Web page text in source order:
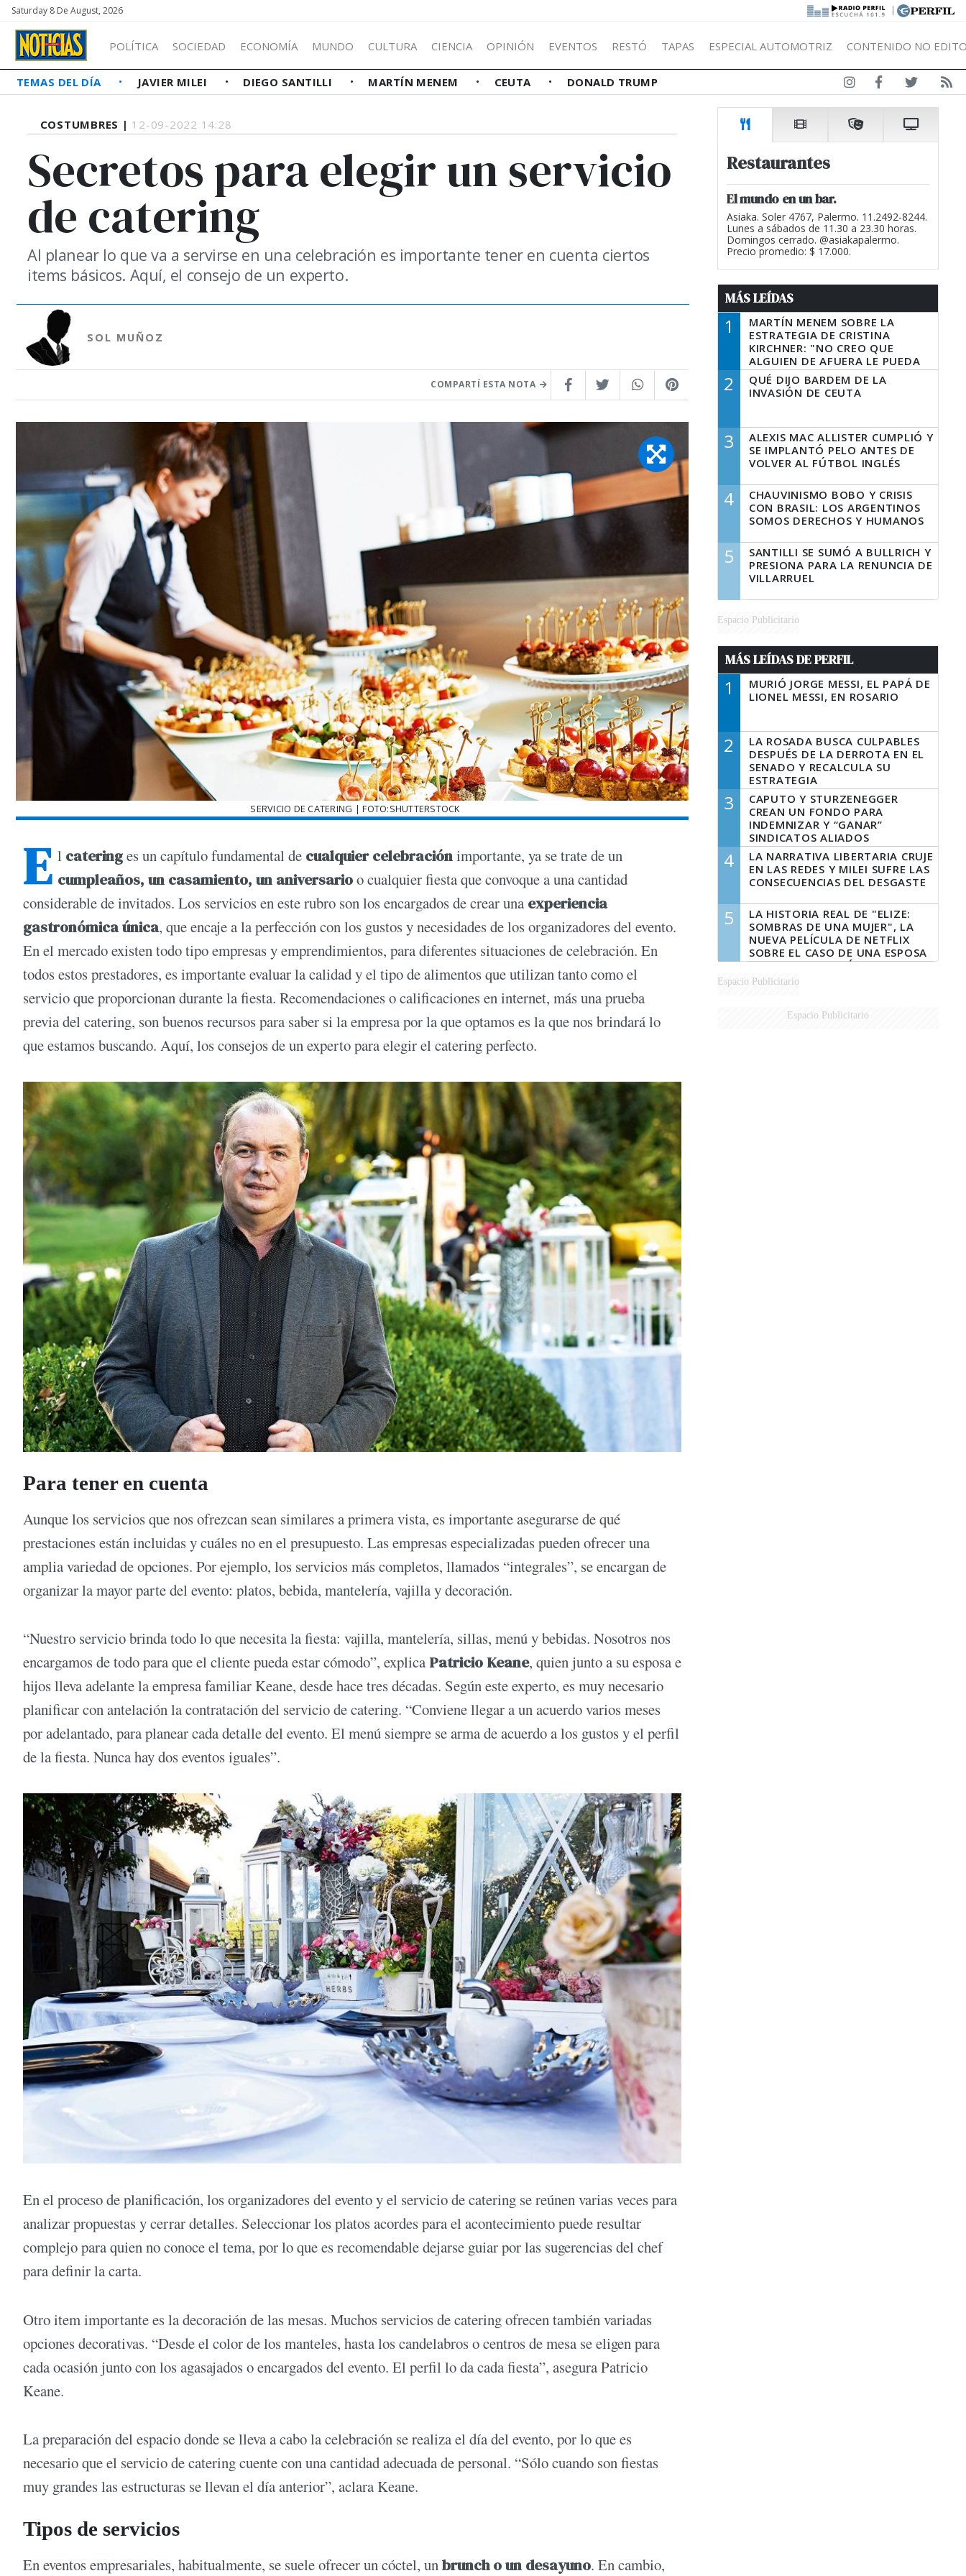
Saturday 8 De August, 2026 |
POLÍTICA SOCIEDAD ECONOMÍA MUNDO CULTURA CIENCIA OPINIÓN EVENTOS RESTÓ TAPAS ESPECIAL AUTOMOTRIZ CONTENIDO NO
TEMAS DEL DÍA JAVIER MILEI DIEGO SANTILLI MARTÍN MENEM CEUTA DONALD TRUMP
COSTUMBRES | 12-09-2022 14:28
Secretos para elegir un servicio
de catering
Al planear lo que va a servirse en una celebración es importante tener en cuenta ciertos
items básicos. Aquí, el consejo de un experto.
SOL MUÑOZ
COMPARTÍ ESTA NOTA
SERVICIO DE CATERING | FOTO:SHUTTERSTOCK
E l cateringes un capítulo fundamental de cualquier celebraciónimportante, ya se trate de un
cumpleaños, un casamiento, un aniversarioo cualquier fiesta que convoque a una cantidad
considerable de invitados. Los servicios en este rubro son los encargados de crear una experiencia
gastronómica única, que encaje a la perfección con los gustos y necesidades de los organizadores del evento.
En el mercado existen todo tipo empresas y emprendimientos, para diferentes situaciones de celebración. En
todos estos prestadores, es importante evaluar la calidad y el tipo de alimentos que utilizan tanto como el
servicio que proporcionan durante la fiesta. Recomendaciones o calificaciones en internet, más una prueba
previa del catering, son buenos recursos para saber si la empresa por la que optamos es la que nos brindará lo
que estamos buscando. Aquí, los consejos de un experto para elegir el catering perfecto.
Para tener en cuenta
Aunque los servicios que nos ofrezcan sean similares a primera vista, es importante asegurarse de qué
prestaciones están incluidas y cuáles no en el presupuesto. Las empresas especializadas pueden ofrecer una
amplia variedad de opciones. Por ejemplo, los servicios más completos, llamados “integrales”, se encargan de
organizar la mayor parte del evento: platos, bebida, mantelería, vajilla y decoración.
“Nuestro servicio brinda todo lo que necesita la fiesta: vajilla, mantelería, sillas, menú y bebidas. Nosotros nos
encargamos de todo para que el cliente pueda estar cómodo”, explica Patricio Keane, quien junto a su esposa e
hijos lleva adelante la empresa familiar Keane, desde hace tres décadas. Según este experto, es muy necesario
planificar con antelación la contratación del servicio de catering. “Conviene llegar a un acuerdo varios meses
por adelantado, para planear cada detalle del evento. El menú siempre se arma de acuerdo a los gustos y el perfil
de la fiesta. Nunca hay dos eventos iguales”.
En el proceso de planificación, los organizadores del evento y el servicio de catering se reúnen varias veces para
analizar propuestas y cerrar detalles. Seleccionar los platos acordes para el acontecimiento puede resultar
complejo para quien no conoce el tema, por lo que es recomendable dejarse guiar por las sugerencias del chef
para definir la carta.
Otro item importante es la decoración de las mesas. Muchos servicios de catering ofrecen también variadas
opciones decorativas. “Desde el color de los manteles, hasta los candelabros o centros de mesa se eligen para
cada ocasión junto con los agasajados o encargados del evento. El perfil lo da cada fiesta”, asegura Patricio
Keane.
La preparación del espacio donde se lleva a cabo la celebración se realiza el día del evento, por lo que es
necesario que el servicio de catering cuente con una cantidad adecuada de personal. “Sólo cuando son fiestas
muy grandes las estructuras se llevan el día anterior”, aclara Keane.
Tipos de servicios
En eventos empresariales, habitualmente, se suele ofrecer un cóctel, unbrunch o un desayuno. En cambio,
Restaurantes
El mundo en un bar.
Asiaka. Soler 4767, Palermo. 11.2492-8244.
Lunes a sábados de 11.30 a 23.30 horas.
Domingos cerrado. @asiakapalermo.
Precio promedio: $ 17.000.
MÁS LEÍDAS
1
MARTÍN MENEM SOBRE LA
ESTRATEGIA DE CRISTINA
KIRCHNER: "NO CREO QUE
ALGUIEN DE AFUERA LE PUEDA
DECIR A LA JUSTICIA LO QUE
TIENE QUE HACER"
2
QUÉ DIJO BARDEM DE LA
INVASIÓN DE CEUTA
3
ALEXIS MAC ALLISTER CUMPLIÓ Y
SE IMPLANTÓ PELO ANTES DE
VOLVER AL FÚTBOL INGLÉS
4
CHAUVINISMO BOBO Y CRISIS
CON BRASIL: LOS ARGENTINOS
SOMOS DERECHOS Y HUMANOS
5
SANTILLI SE SUMÓ A BULLRICH Y
PRESIONA PARA LA RENUNCIA DE
VILLARRUEL
Espacio Publicitario
MÁS LEÍDAS DE PERFIL
1
MURIÓ JORGE MESSI, EL PAPÁ DE
LIONEL MESSI, EN ROSARIO
2
LA ROSADA BUSCA CULPABLES
DESPUÉS DE LA DERROTA EN EL
SENADO Y RECALCULA SU
ESTRATEGIA
3
CAPUTO Y STURZENEGGER
CREAN UN FONDO PARA
INDEMNIZAR Y “GANAR”
SINDICATOS ALIADOS
4
LA NARRATIVA LIBERTARIA CRUJE
EN LAS REDES Y MILEI SUFRE LAS
CONSECUENCIAS DEL DESGASTE
5
LA HISTORIA REAL DE "ELIZE:
SOMBRAS DE UNA MUJER", LA
NUEVA PELÍCULA DE NETFLIX
SOBRE EL CASO DE UNA ESPOSA
QUE DESCUARTIZÓ A SU
MARIDO
Espacio Publicitario
Espacio Publicitario